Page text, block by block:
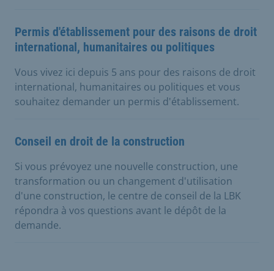
Permis d'établissement pour des raisons de droit
international, humanitaires ou politiques
Vous vivez ici depuis 5 ans pour des raisons de droit
international, humanitaires ou politiques et vous
souhaitez demander un permis d'établissement.
Conseil en droit de la construction
Si vous prévoyez une nouvelle construction, une
transformation ou un changement d'utilisation
d'une construction, le centre de conseil de la LBK
répondra à vos questions avant le dépôt de la
demande.